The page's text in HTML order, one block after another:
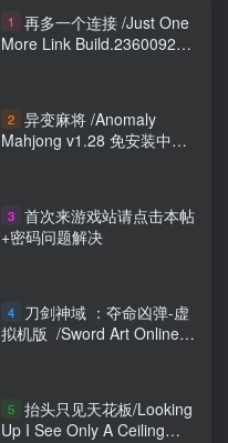
1
再多一个连接 /Just One
More Link Build.23600924
2 异变麻将 /Anomaly
Mahjong v1.28 免安装中文
3 首次来游戏站请点击本帖
+密码问题解决
4
刀剑神域 ：夺命凶弹-虚
拟机版 /Sword Art Online
装中文版
5 抬头只见天花板/Looking
Up I See Only A Ceiling